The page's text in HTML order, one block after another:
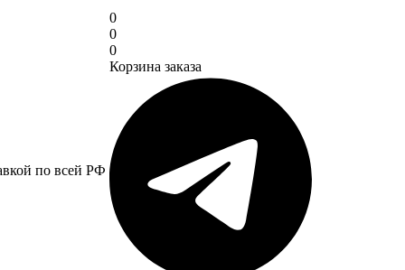
по всей РФ
0
0
0
Корзина заказа